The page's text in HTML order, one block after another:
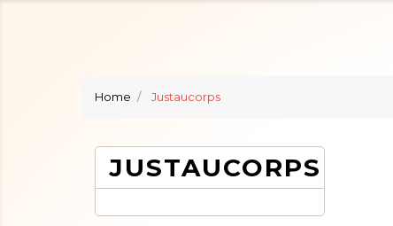
Home Justaucorps
JUSTAUCORPS